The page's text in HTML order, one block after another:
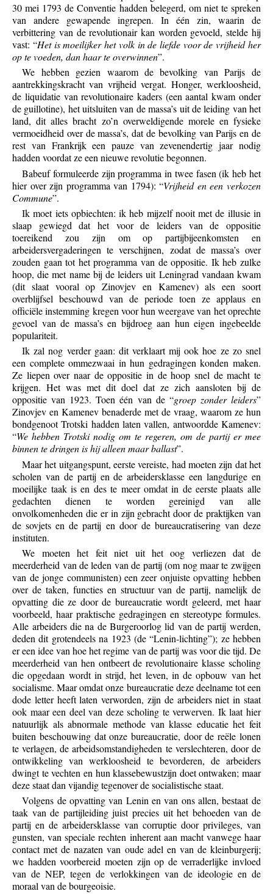
30 mei 1793 de Conventie hadden belegerd, om niet te spreken
van andere gewapende ingrepen. In één zin, waarin de
verbittering van de revolutionair kan worden gevoeld, stelde hij
vast: “Het is moeilijker het volk in de liefde voor de vrijheid her
op te voeden, dan haar te overwinnen”.
We hebben gezien waarom de bevolking van Parijs de
aantrekkingskracht van vrijheid vergat. Honger, werkloosheid,
de liquidatie van revolutionaire kaders (een aantal kwam onder
de guillotine), het uitsluiten van de massa’s uit de leiding van het
land, dit alles bracht zo’n overweldigende morele en fysieke
vermoeidheid over de massa’s, dat de bevolking van Parijs en de
rest van Frankrijk een pauze van zevenendertig jaar nodig
hadden voordat ze een nieuwe revolutie begonnen.
Babeuf formuleerde zijn programma in twee fasen (ik heb het
hier over zijn programma van 1794): “Vrijheid en een verkozen
Commune”.
Ik moet iets opbiechten: ik heb mijzelf nooit met de illusie in
slaap gewiegd dat het voor de leiders van de oppositie
toereikend zou zijn om op partijbijeenkomsten en
arbeidersvergaderingen te verschijnen, zodat de massa’s over
zouden gaan tot het programma van de oppositie. Ik heb zulke
hoop, die met name bij de leiders uit Leningrad vandaan kwam
(dit slaat vooral op Zinovjev en Kamenev) als een soort
overblijfsel beschouwd van de periode toen ze applaus en
officiële instemming kregen voor hun weergave van het oprechte
gevoel van de massa’s en bijdroeg aan hun eigen ingebeelde
populariteit.
Ik zal nog verder gaan: dit verklaart mij ook hoe ze zo snel
een complete ommezwaai in hun gedragingen konden maken.
Ze liepen over naar de oppositie in de hoop snel de macht te
krijgen. Het was met dit doel dat ze zich aansloten bij de
oppositie van 1923. Toen één van de “groep zonder leiders”
Zinovjev en Kamenev benaderde met de vraag, waarom ze hun
bondgenoot Trotski hadden laten vallen, antwoordde Kamenev:
“We hebben Trotski nodig om te regeren, om de partij er mee
binnen te dringen is hij alleen maar ballast”.
Maar het uitgangspunt, eerste vereiste, had moeten zijn dat het
scholen van de partij en de arbeidersklasse een langdurige en
moeilijke taak is en des te meer omdat in de eerste plaats alle
gedachten dienen te worden gereinigd van alle
onvolkomenheden die er in zijn gebracht door de praktijken van
de sovjets en de partij en door de bureaucratisering van deze
instituten.
We moeten het feit niet uit het oog verliezen dat de
meerderheid van de leden van de partij (om nog maar te zwijgen
van de jonge communisten) een zeer onjuiste opvatting hebben
over de taken, functies en structuur van de partij, namelijk de
opvatting die ze door de bureaucratie wordt geleerd, met haar
voorbeeld, haar praktische gedragingen en stereotype formules.
Alle arbeiders die na de Burgeroorlog lid van de partij werden,
deden dit grotendeels na 1923 (de “Lenin-lichting”); ze hebben
er een idee van hoe het regime van de partij was voor die tijd. De
meerderheid van hen ontbeert de revolutionaire klasse scholing
die opgedaan wordt in strijd, het leven, in de opbouw van het
socialisme. Maar omdat onze bureaucratie deze deelname tot een
dode letter heeft laten verworden, zijn de arbeiders niet in staat
ook maar een deel van deze scholing te verwerven. Ik laat hier
natuurlijk als abnormale methode van klasse educatie het feit
buiten beschouwing dat onze bureaucratie, door de reële lonen
te verlagen, de arbeidsomstandigheden te verslechteren, door de
ontwikkeling van werkloosheid te bevorderen, de arbeiders
dwingt te vechten en hun klassebewustzijn doet ontwaken; maar
deze staat dan vijandig tegenover de socialistische staat.
Volgens de opvatting van Lenin en van ons allen, bestaat de
taak van de partijleiding juist precies uit het behoeden van de
partij en de arbeidersklasse van corruptie door privileges, van
gunsten, van speciale rechten inherent aan macht vanwege haar
contact met de nazaten van oude adel en van de kleinburgerij;
we hadden voorbereid moeten zijn op de verraderlijke invloed
van de NEP, tegen de verlokkingen van de ideologie en de
moraal van de bourgeoisie.